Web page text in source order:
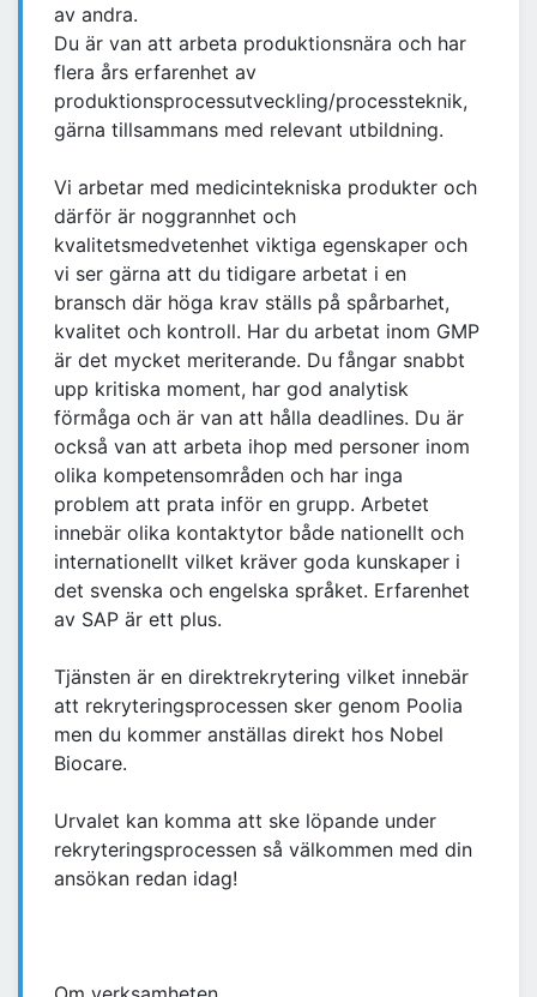
av andra.
Du är van att arbeta produktionsnära och har
flera års erfarenhet av
produktionsprocessutveckling/processteknik,
gärna tillsammans med relevant utbildning.
Vi arbetar med medicintekniska produkter och
därför är noggrannhet och
kvalitetsmedvetenhet viktiga egenskaper och
vi ser gärna att du tidigare arbetat i en
bransch där höga krav ställs på spårbarhet,
kvalitet och kontroll. Har du arbetat inom GMP
är det mycket meriterande. Du fångar snabbt
upp kritiska moment, har god analytisk
förmåga och är van att hålla deadlines. Du är
också van att arbeta ihop med personer inom
olika kompetensområden och har inga
problem att prata inför en grupp. Arbetet
innebär olika kontaktytor både nationellt och
internationellt vilket kräver goda kunskaper i
det svenska och engelska språket. Erfarenhet
av SAP är ett plus.
Tjänsten är en direktrekrytering vilket innebär
att rekryteringsprocessen sker genom Poolia
men du kommer anställas direkt hos Nobel
Biocare.
Urvalet kan komma att ske löpande under
rekryteringsprocessen så välkommen med din
ansökan redan idag!